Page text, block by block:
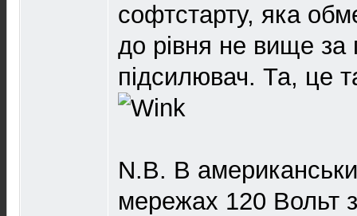
софтстарту, яка
до рівня не вище за
підсилювач. Та, це
N.B. В
мережах 120 Вольт